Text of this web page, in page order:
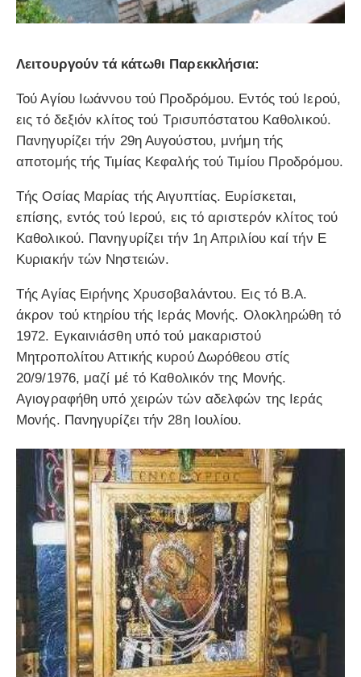
Λειτουργούν τά κάτωθι Παρεκκλήσια:
Τού Αγίου Ιωάννου τού Προδρόμου. Εντός τού Ιερού,
εις τό δεξιόν κλίτος τού Τρισυπόστατου Καθολικού.
Πανηγυρίζει τήν 29η Αυγούστου, μνήμη τής
αποτομής τής Τιμίας Κεφαλής τού Τιμίου Προδρόμου.
Τής Οσίας Μαρίας τής Αιγυπτίας. Ευρίσκεται,
επίσης, εντός τού Ιερού, εις τό αριστερόν κλίτος τού
Καθολικού. Πανηγυρίζει τήν 1η Απριλίου καί τήν Ε
Κυριακήν τών Νηστειών.
Τής Αγίας Ειρήνης Χρυσοβαλάντου. Εις τό Β.Α.
άκρον τού κτηρίου τής Ιεράς Μονής. Ολοκληρώθη τό
1972. Εγκαινιάσθη υπό τού μακαριστού
Μητροπολίτου Αττικής κυρού Δωρόθεου στίς
20/9/1976, μαζί μέ τό Καθολικόν της Μονής.
Αγιογραφήθη υπό χειρών τών αδελφών της Ιεράς
Μονής. Πανηγυρίζει τήν 28η Ιουλίου.